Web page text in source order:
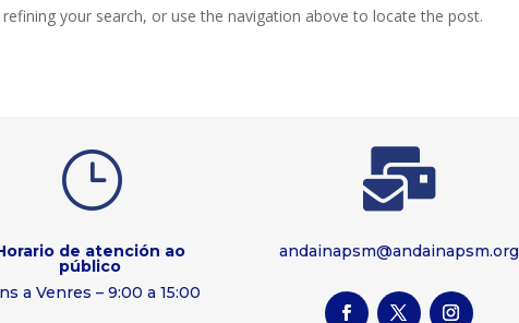
your search, or use the navigation above to locate the post.
}
de atención ao
público
a Venres – 9:00 a 15:00

andainapsm@andainapsm.org